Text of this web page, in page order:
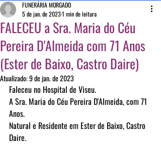
FALECEU a Sra. Maria do Céu
Pereira D'Almeida com 71 Anos
(Ester de Baixo, Castro Daire)
FUNERÁRIA MORGADO
5 de jan. de 20231 min de leitura
Atualizado:9 de jan. de 2023
Faleceu no Hospital de Viseu.
A Sra. Maria do Céu Pereira D'Almeida, com 71
Anos.
Natural e Residente em Ester de Baixo, Castro
Daire.